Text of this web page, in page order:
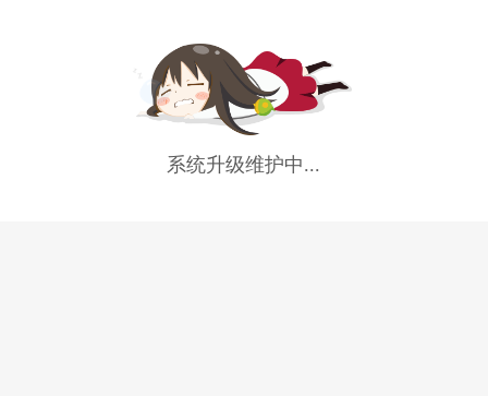
系统升级维护中...